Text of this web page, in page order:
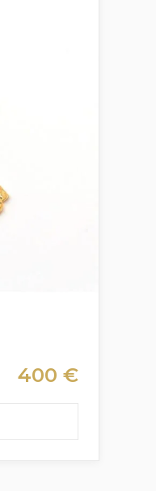
400€